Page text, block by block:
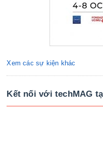
Xem các sự kiện khác
Kết nối với techMAG